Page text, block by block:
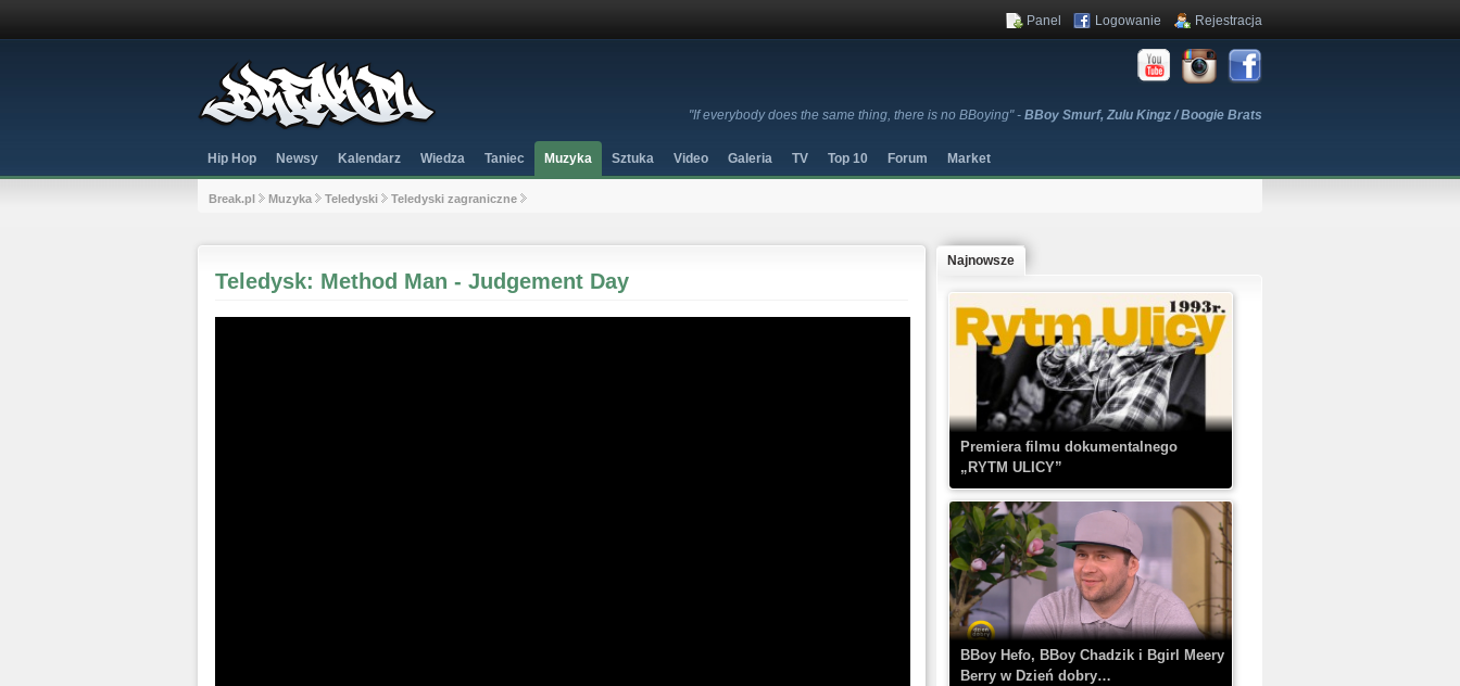
"If everybody does the same thing, there is no BBoying" - BBoy Smurf, Zulu Kingz / Boogie Brats
Panel Logowanie Rejestracja
Hip Hop Newsy Kalendarz Wiedza Taniec Muzyka Sztuka Video Galeria TV Top 10 Forum Market
Break.pl Muzyka Teledyski Teledyski zagraniczne
Teledysk: Method Man - Judgement Day
Najnowsze
Premiera filmu dokumentalnego
„RYTM ULICY”
BBoy Hefo, BBoy Chadzik i Bgirl Meery
Berry w Dzień dobry…